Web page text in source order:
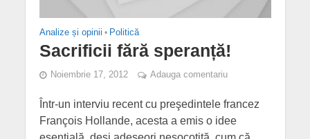
Analize și opinii • Politică
Sacrificii fără speranță!
Noiembrie 17, 2012 Adauga comentariu
Într-un interviu recent cu preşedintele francez
François Hollande, acesta a emis o idee